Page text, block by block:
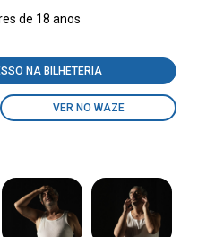
de 18 anos
NA BILHETERIA
VER NO WAZE